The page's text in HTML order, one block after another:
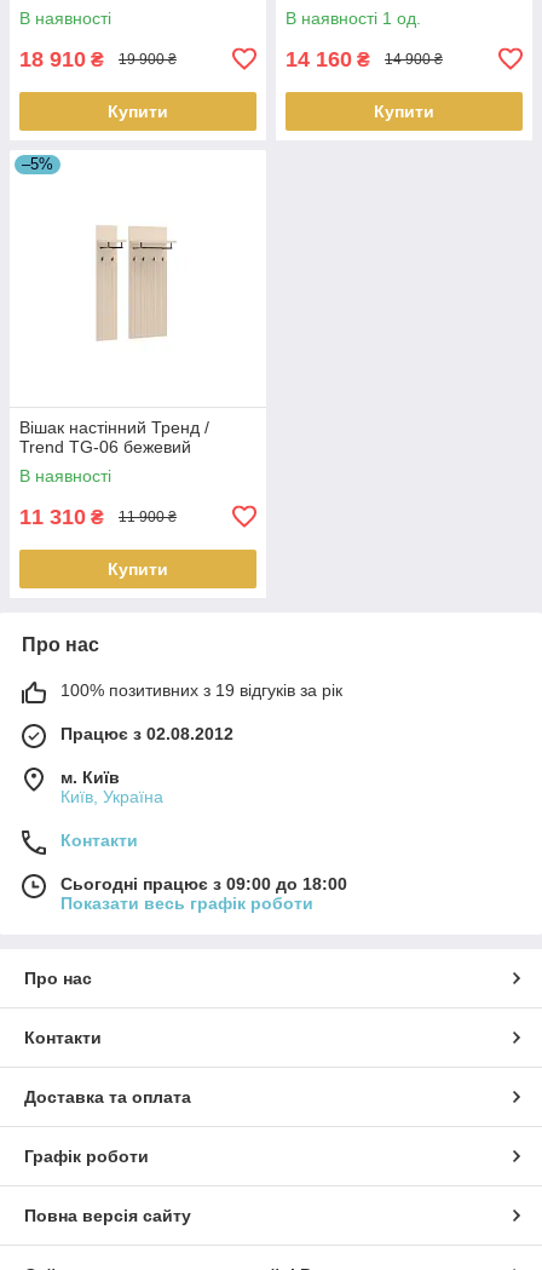
В наявності
18 910 ₴ 19 900 ₴
Купити
В наявності 1 од.
14 160 ₴ 14 900 ₴
Купити
–5%
Вішак настінний Тренд /
Trend TG-06 бежевий
В наявності
11 310 ₴ 11 900 ₴
Купити
Про нас
100% позитивних з 19 відгуків за рік
Працює з 02.08.2012
м. Київ
Київ, Україна
Контакти
Сьогодні працює з 09:00 до 18:00
Показати весь графік роботи
Про нас
Контакти
Доставка та оплата
Графік роботи
Повна версія сайту